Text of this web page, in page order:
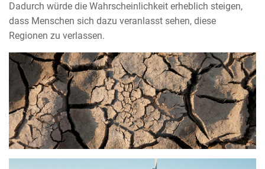
Dadurch würde die Wahrscheinlichkeit erheblich steigen,
dass Menschen sich dazu veranlasst sehen, diese
Regionen zu verlassen.